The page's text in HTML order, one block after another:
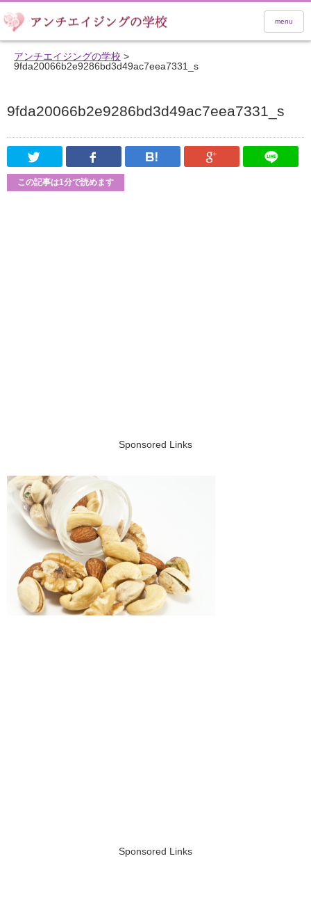
menu
アンチエイジングの学校 >
9fda20066b2e9286bd3d49ac7eea7331_s
9fda20066b2e9286bd3d49ac7eea7331_s
Twitter Facebook はてなブックマーク
Google
この記事は1分で読めます
Sponsored Links
Sponsored Links